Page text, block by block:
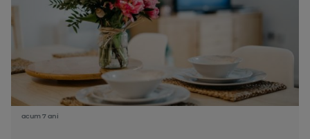
acum 7 ani